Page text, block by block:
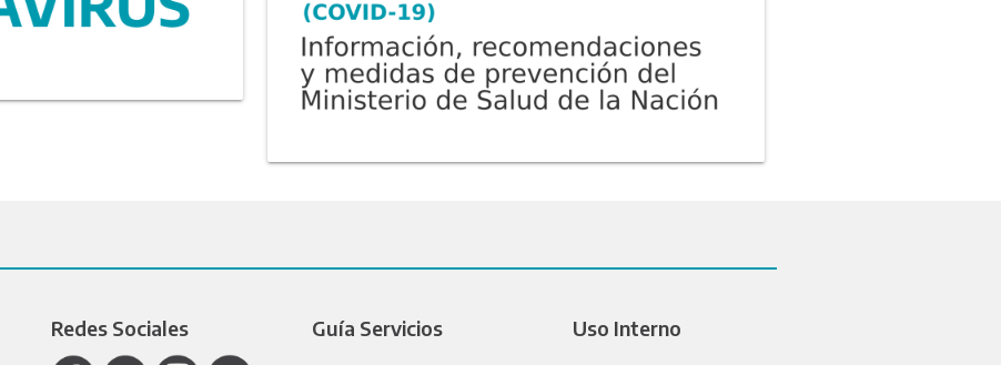
Redes Sociales Guía Servicios Uso Interno